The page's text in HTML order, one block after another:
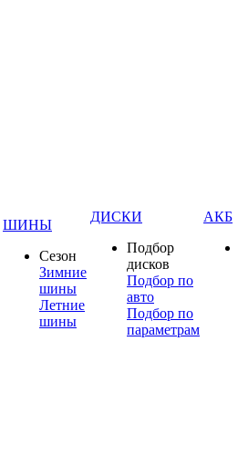
ШИНЫ
Сезон
Зимние
шины
Летние
шины
ДИСКИ
Подбор
дисков
Подбор по
авто
Подбор по
параметрам
АКБ